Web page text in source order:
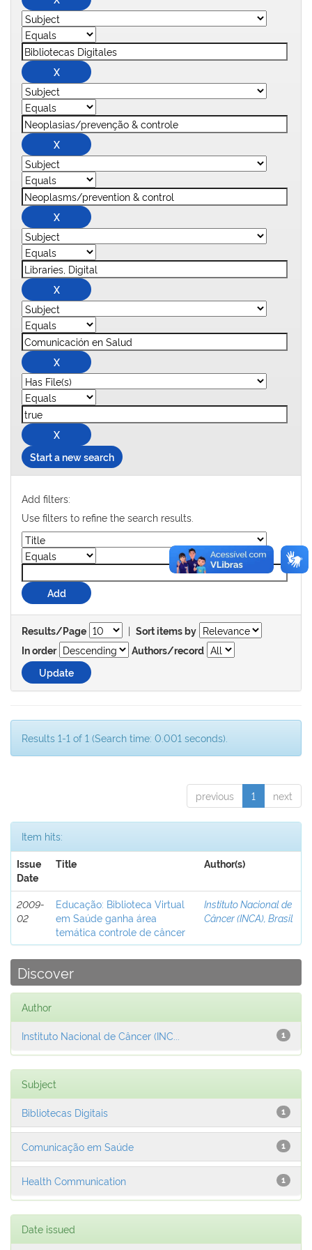
Start a new search
Add filters:
Use filters to refine the search results.
Results/Page | Sort items by
In order
Authors/record
Results 1-1 of 1 (Search time: 0.001 seconds).
previous 1 next
Item hits:
Issue
Date
Title Author(s)
2009-
02
Educação: Biblioteca Virtual
em Saúde ganha área
temática controle de câncer
Instituto Nacional de
Câncer (INCA), Brasil
Discover
Author
1
Instituto Nacional de Câncer (INC...
Subject
1
Bibliotecas Digitais
1
Comunicação em Saúde
1
Health Communication
Date issued